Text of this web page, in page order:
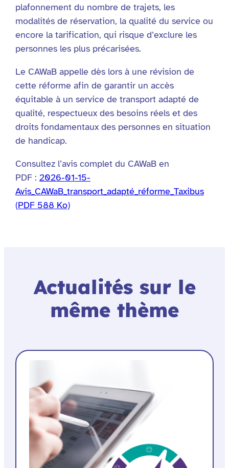
plafonnement du nombre de trajets, les
modalités de réservation, la qualité du service ou
encore la tarification, qui risque d’exclure les
personnes les plus précarisées.
Le CAWaB appelle dès lors à une révision de
cette réforme afin de garantir un accès
équitable à un service de transport adapté de
qualité, respectueux des besoins réels et des
droits fondamentaux des personnes en situation
de handicap.
Consultez l’avis complet du CAWaB en
PDF : 2026-01-15-
Avis_CAWaB_transport_adapté_réforme_Taxibus
(PDF 588 Ko)
Actualités sur le
même thème